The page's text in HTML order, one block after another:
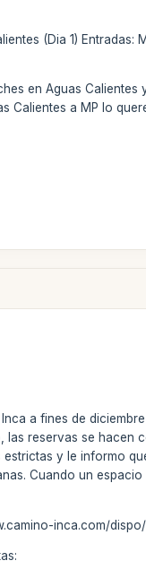
(Dia 1)
en Aguas
Calientes a MP lo
a fines de
reservas se hacen
y le informo
Cuando un
inca.com/